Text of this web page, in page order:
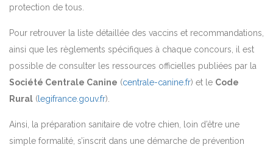
protection de tous.
Pour retrouver la liste détaillée des vaccins et recommandations,
ainsi que les règlements spécifiques à chaque concours, il est
possible de consulter les ressources officielles publiées par la
Société Centrale Canine (centrale-canine.fr) et le Code
Rural ( legifrance.gouv.fr).
Ainsi, la préparation sanitaire de votre chien, loin d’être une
simple formalité, s’inscrit dans une démarche de prévention